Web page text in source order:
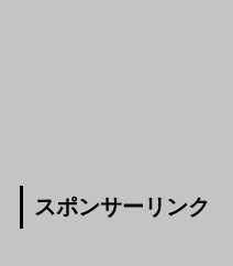
スポンサーリンク